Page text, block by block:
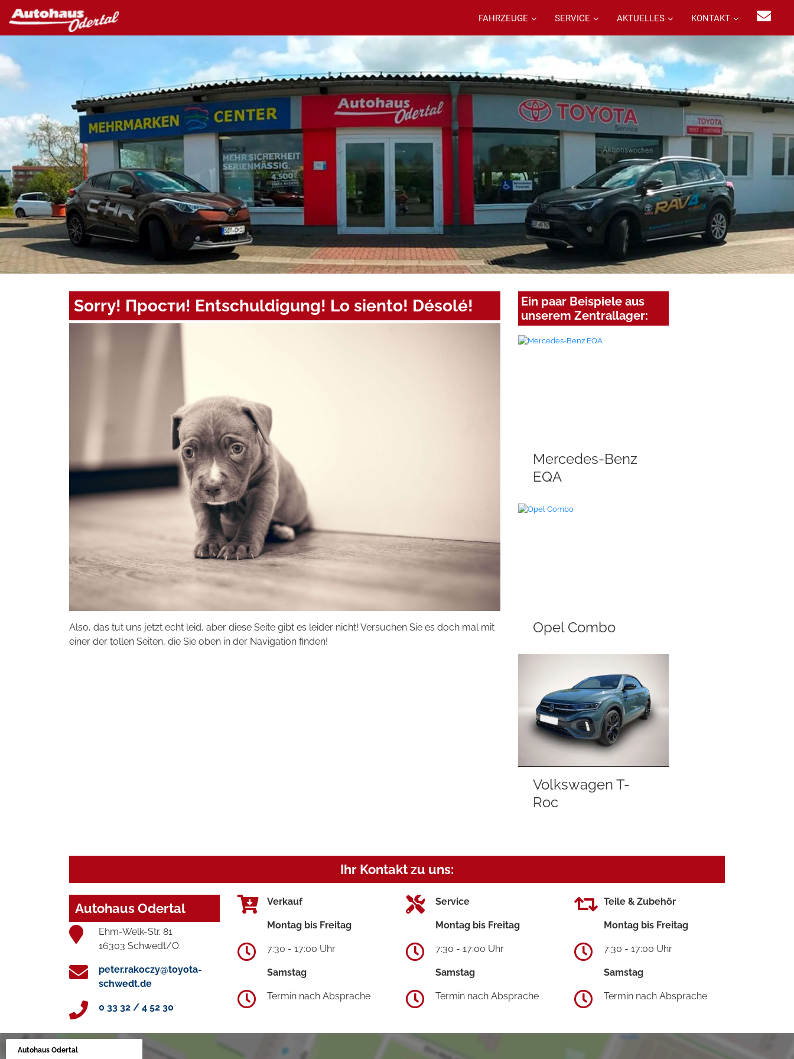
FAHRZEUGE SERVICE AKTUELLES KONTAKT
Sorry! Прости! Entschuldigung! Lo siento! Désolé!
Also, das tut uns jetzt echt leid, aber diese Seite gibt es leider nicht! Versuchen Sie es doch mal mit
einer der tollen Seiten, die Sie oben in der Navigation finden!
Ein paar Beispiele aus
unserem Zentrallager:
Mercedes-Benz
EQA
Opel Combo
Volkswagen T-
Roc
Ihr Kontakt zu uns:
Autohaus Odertal
Ehm-Welk-Str. 81
16303 Schwedt/O.
peter.rakoczy@toyota-
schwedt.de
0 33 32 / 4 52 30
Verkauf
Montag bis Freitag
7:30 - 17:00 Uhr
Samstag
Termin nach Absprache
Service
Montag bis Freitag
7:30 - 17:00 Uhr
Samstag
Termin nach Absprache
Teile & Zubehör
Montag bis Freitag
7:30 - 17:00 Uhr
Samstag
Termin nach Absprache
Autohaus Odertal